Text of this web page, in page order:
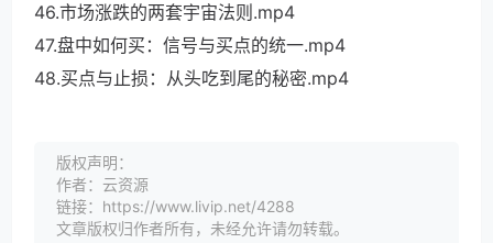
46.市场涨跌的两套宇宙法则.mp4
47.盘中如何买：信号与买点的统一.mp4
48.买点与止损：从头吃到尾的秘密.mp4
版权声明：
作者：云资源
链接：https://www.livip.net/4288
文章版权归作者所有，未经允许请勿转载。